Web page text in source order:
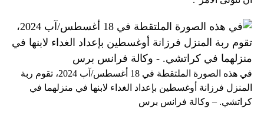
في هذه الصورة الملتقطة في 18 أغسطس/آب 2024، تقوم ربة
المنزل فرزانة أوغسطين بإعداد الغداء لابنها في منزلهما في
كراتشي. – وكالة فرانس برس